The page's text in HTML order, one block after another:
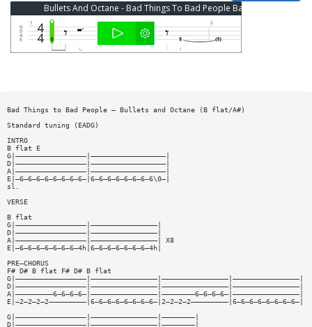
Bullets And Octane - Bad Things To Bad People Bass Tab
Bad Things to Bad People — Bullets and Octane (B flat/A#)
Standard tuning (EADG)
INTRO
B flat E
G|—————————————————|——————————————————|
D|—————————————————|——————————————————|
A|—————————————————|——————————————————|
E|—6—6—6—6—6—6—6—6—|6—6—6—6—6—6—6—6\0—|
sl.
VERSE
B flat
G|—————————————————|————————————————|
D|—————————————————|————————————————|
A|—————————————————|————————————————| X8
E|—6—6—6—6—6—6—6—4h|6—6—6—6—6—6—6—4h|
PRE—CHORUS
F# D# B flat F# D# B flat
G|—————————————————|————————————————|————————————————|————————————————|
D|—————————————————|————————————————|————————————————|————————————————|
A|—————————6—6—6—6—|————————————————|————————6—6—6—6—|————————————————|
E|—2—2—2—2—————————|6—6—6—6—6—6—6—6—|2—2—2—2—————————|6—6—6—6—6—6—6—6—|
G|—————————————————|————————————————|————————|
D|—————————————————|————————————————|————————|